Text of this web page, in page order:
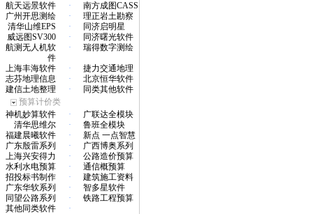
航天远景软件
·
南方成图CASS
广州开思测绘
·
理正岩土勘察
清华山维EPS
·
同济启明星
威远图SV300
·
同济曙光软件
航测无人机软
件
· 瑞得数字测绘
上海丰海软件 ·
捷力交通地理
志芬地理信息
·
北京恒华软件
建信土地整理
·
同类其他软件
预算计价类
神机妙算软件
·
广联达全模块
清华思维尔
·
鲁班全模块
福建晨曦软件
·
新点 一点智慧
广东殷雷系列
·
广西博奥系列
上海兴安得力
·
公路造价预算
水利水电预算
·
通信概预算
招投标书制作
·
建筑施工资料
广东华软系列
·
智多星软件
同望公路系列
·
铁路工程预算
其他同类软件
·